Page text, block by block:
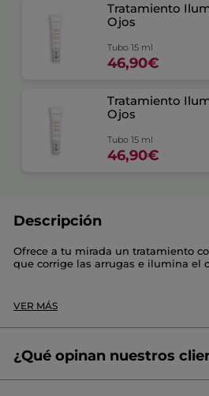
Tratamiento
Ojos
Tubo 15 ml
46,90€
Tratamiento
Ojos
Tubo 15 ml
46,90€
Descripción
Ofrece a tu mirada un tratamiento
que corrige las arrugas e ilumina el
- 2x Tratamientos Anti-Edad
Este tratamiento corrige
parecen menos caídos y la mirada se
fórmula está infusionada con
potente que el resveratrol*, para
VER MÁS
¿Qué opinan nuestros